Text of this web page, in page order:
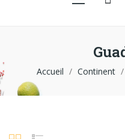
Accueil Continent